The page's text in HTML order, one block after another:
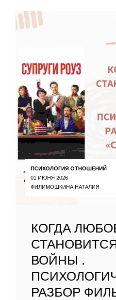
ПСИХОЛОГИЯ ОТНОШЕНИЙ
01 ИЮНЯ 2026
ФИЛИМОШКИНА НАТАЛИЯ
КОГДА
ВОЙНЫ .
РАЗБОР